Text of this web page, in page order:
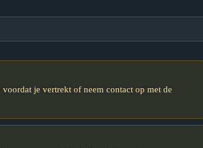
je vertrekt of neem contact op met de